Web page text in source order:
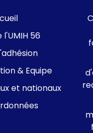
56
& Equipe
et nationaux